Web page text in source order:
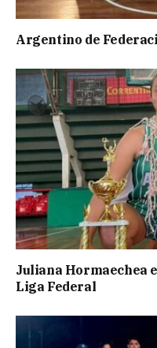
Argentino de
Juliana Hormaechea
Liga Federal